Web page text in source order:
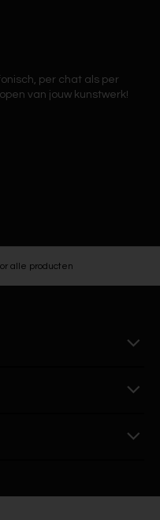
per chat als per
van jouw kunstwerk!
alle producten